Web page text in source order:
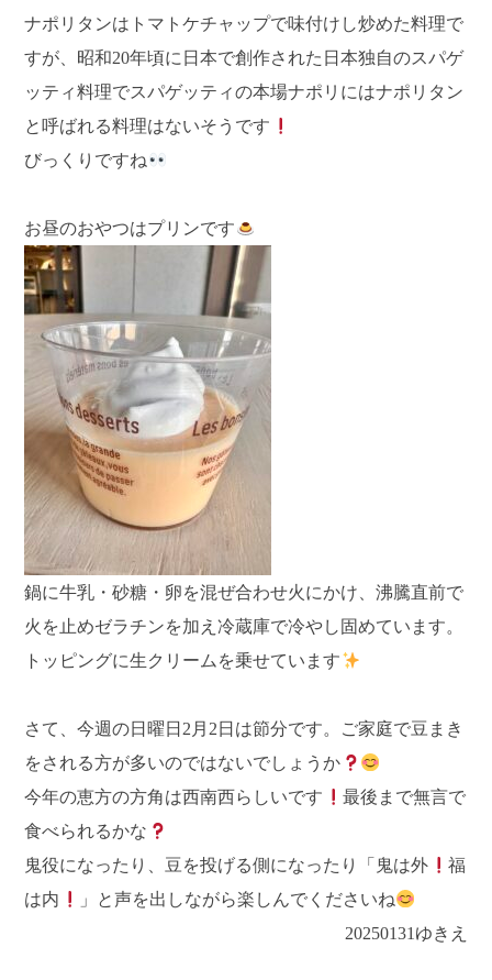
ナポリタンはトマトケチャップで味付けし炒めた料理で
すが、昭和20年頃に日本で創作された日本独自のスパゲ
ッティ料理でスパゲッティの本場ナポリにはナポリタン
と呼ばれる料理はないそうです
びっくりですね
お昼のおやつはプリンです
鍋に牛乳・砂糖・卵を混ぜ合わせ火にかけ、沸騰直前で
火を止めゼラチンを加え冷蔵庫で冷やし固めています。
トッピングに生クリームを乗せています
さて、今週の日曜日2月2日は節分です。ご家庭で豆まき
をされる方が多いのではないでしょうか
今年の恵方の方角は西南西らしいです
最後まで無言で
食べられるかな
鬼役になったり、豆を投げる側になったり「鬼は外
福
は内
」と声を出しながら楽しんでくださいね
20250131ゆきえ